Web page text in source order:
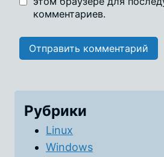
комментариев.
Рубрики
Linux
Windows